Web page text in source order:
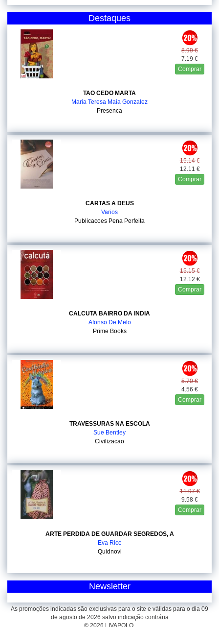
Destaques
8.99 €
7.19 €
Comprar
TAO CEDO MARTA
Maria Teresa Maia Gonzalez
Presenca
15.14 €
12.11 €
Comprar
CARTAS A DEUS
Varios
Publicacoes Pena Perfeita
15.15 €
12.12 €
Comprar
CALCUTA BAIRRO DA INDIA
Afonso De Melo
Prime Books
5.70 €
4.56 €
Comprar
TRAVESSURAS NA ESCOLA
Sue Bentley
Civilizacao
11.97 €
9.58 €
Comprar
ARTE PERDIDA DE GUARDAR SEGREDOS, A
Eva Rice
Quidnovi
Newsletter
As promoções indicadas são exclusivas para o site e válidas para o dia 09
de agosto de 2026 salvo indicação contrária
© 2026 LIVAPOLO.